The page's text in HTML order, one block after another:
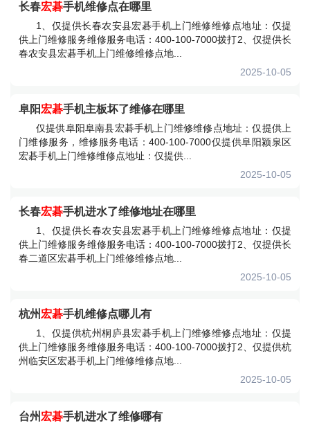
长春宏碁手机维修点在哪里
1、仅提供长春农安县宏碁手机上门维修维修点地址：仅提
供上门维修服务维修服务电话：400-100-7000拨打2、仅提供长
春农安县宏碁手机上门维修维修点地...
2025-10-05
阜阳宏碁手机主板坏了维修在哪里
仅提供阜阳阜南县宏碁手机上门维修维修点地址：仅提供上
门维修服务，维修服务电话：400-100-7000仅提供阜阳颍泉区
宏碁手机上门维修维修点地址：仅提供...
2025-10-05
长春宏碁手机进水了维修地址在哪里
1、仅提供长春农安县宏碁手机上门维修维修点地址：仅提
供上门维修服务维修服务电话：400-100-7000拨打2、仅提供长
春二道区宏碁手机上门维修维修点地...
2025-10-05
杭州 宏碁手机维修点哪儿有
1、仅提供杭州桐庐县宏碁手机上门维修维修点地址：仅提
供上门维修服务维修服务电话：400-100-7000拨打2、仅提供杭
州临安区宏碁手机上门维修维修点地...
2025-10-05
台州 宏碁手机进水了维修哪有